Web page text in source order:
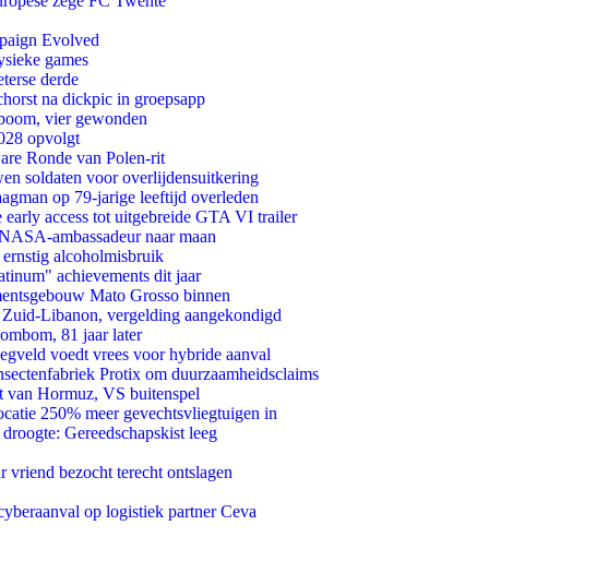
Evolved
games
derde
na dickpic in groepsapp
vier gewonden
opvolgt
Ronde van Polen-rit
soldaten voor overlijdensuitkering
op 79-jarige leeftijd overleden
access tot uitgebreide GTA VI trailer
ambassadeur naar maan
alcoholmisbruik
achievements dit jaar
Mato Grosso binnen
Libanon, vergelding aangekondigd
81 jaar later
voedt vrees voor hybride aanval
Protix om duurzaamheidsclaims
van Hormuz, VS buitenspel
250% meer gevechtsvliegtuigen in
Gereedschapskist leeg
vriend bezocht terecht ontslagen
op logistiek partner Ceva